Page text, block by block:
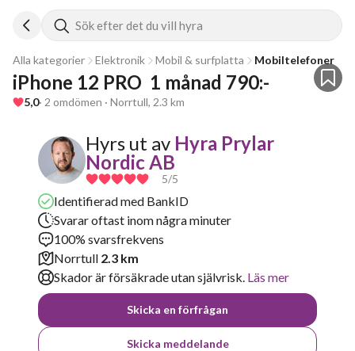
Sök efter det du vill hyra
Alla kategorier Elektronik Mobil & surfplatta Mobiltelefoner
iPhone 12 PRO  1 månad 790:-
5,0· 2 omdömen · Norrtull, 2.3 km
Hyrs ut av Hyra Prylar
Nordic AB
5/5
Identifierad med BankID
Svarar oftast inom några minuter
100% svarsfrekvens
Norrtull 2.3 km
Skador är försäkrade utan självrisk. Läs mer
Skicka en förfrågan
Skicka meddelande